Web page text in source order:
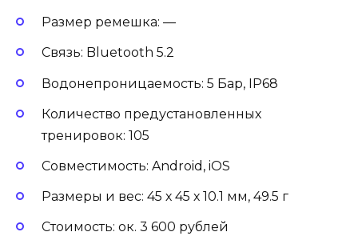
Размер ремешка: —
Связь: Bluetooth 5.2
Водонепроницаемость: 5 Бар, IP68
Количество предустановленных
тренировок: 105
Совместимость: Android, iOS
Размеры и вес: 45 х 45 х 10.1 мм, 49.5 г
Стоимость: ок. 3 600 рублей